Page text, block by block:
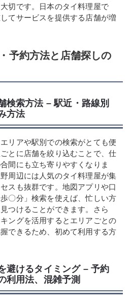
切です。日本のタイ料理屋で
てサービスを提供する店舗が増
予約方法と店舗探しの
検索方法 – 駅近・路線別
方法
リアや駅別での検索がとても便
とに店舗を絞り込むことで、仕
間にも立ち寄りやすくなりま
周辺には人気のタイ料理屋が集
スも抜群です。地図アプリや口
〇分」検索を使えば、忙しい方
つけることができます。さら
ングを活用するとエリアごとの
できるため、初めて利用する方
避けるタイミング – 予約
利用法、混雑予測